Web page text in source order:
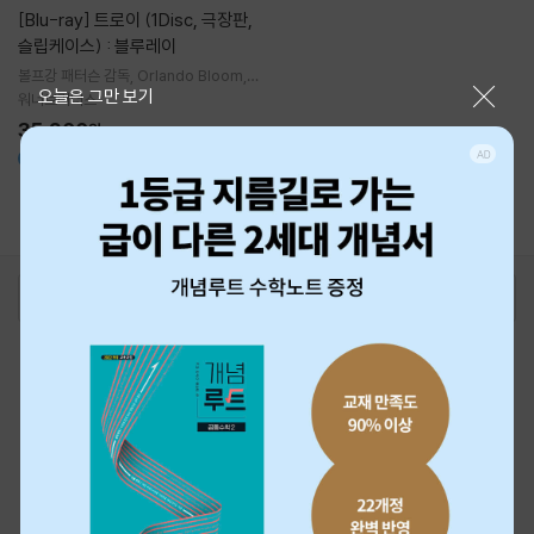
[Blu-ray]
슬립케이스) : 블루레이
볼프강 패터슨 감독 Orlando Bloom
ric Bana 브래드 피트
워너브러더스
35,200원
1
오늘은 그만 보기
최근 본 상품
고객센터 1544-3800 티켓 1544-6399
중고샵 1566-4295
eBook 1:1문의/채팅상담
예스이십사(주) 사업자 정보
이용약관
청소년보호정책
PC버전
거래처관계자께
광고
Copyright © YES24 Corp. All Rights Reserved.